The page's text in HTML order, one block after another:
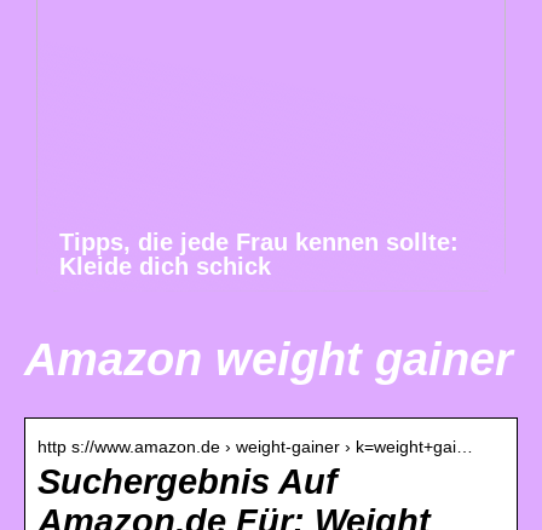
Tipps, die jede Frau kennen sollte:
Kleide dich schick
Amazon weight gainer
http s://www.amazon.de › weight-gainer › k=weight+gai…
Suchergebnis Auf
Amazon.de Für: Weight